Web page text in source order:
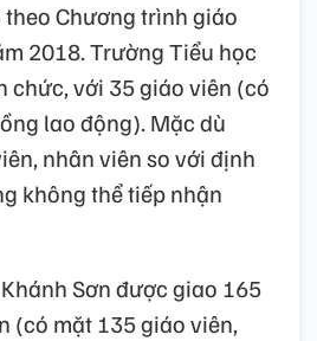
Chương trình giáo
2018. Trường Tiểu học
chức, với 35 giáo viên (có
lao động). Mặc dù
nhân viên so với định
không thể tiếp nhận
Sơn được giao 165
(có mặt 135 giáo viên,